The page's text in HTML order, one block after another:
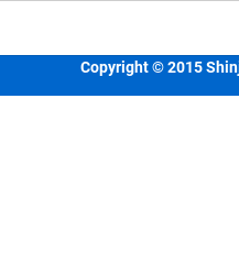
Copyright © 2015